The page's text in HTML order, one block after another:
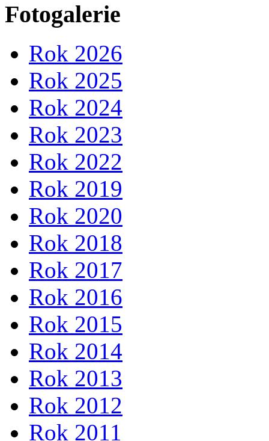
Fotogalerie
Rok 2026
Rok 2025
Rok 2024
Rok 2023
Rok 2022
Rok 2019
Rok 2020
Rok 2018
Rok 2017
Rok 2016
Rok 2015
Rok 2014
Rok 2013
Rok 2012
Rok 2011